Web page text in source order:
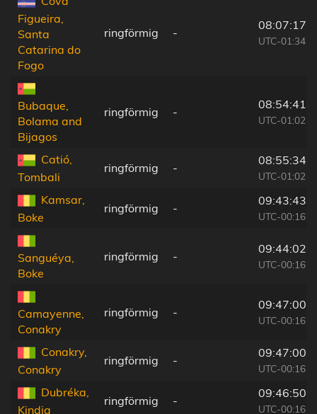
Figueira,
Santa
Catarina do
Fogo
ringförmig -
08:07:17
UTC-01:34
Bubaque,
Bolama and
Bijagos
ringförmig -
08:54:41
UTC-01:02
Catió,
Tombali
ringförmig -
08:55:34
UTC-01:02
Kamsar,
Boke
ringförmig -
09:43:43
UTC-00:16
Sanguéya,
Boke
ringförmig -
09:44:02
UTC-00:16
Camayenne,
Conakry
ringförmig -
09:47:00
UTC-00:16
Conakry,
Conakry
ringförmig -
09:47:00
UTC-00:16
Dubréka,
Kindia
ringförmig -
09:46:50
UTC-00:16